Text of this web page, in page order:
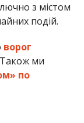
з містом
подій.
ворог
ми
по